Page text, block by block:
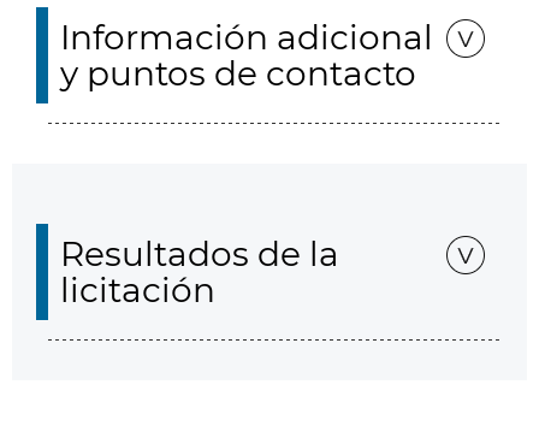
Información adicional
y puntos de contacto
Resultados de la
licitación